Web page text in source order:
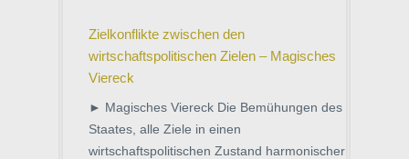
Zielkonflikte zwischen den
wirtschaftspolitischen Zielen – Magisches
Viereck
► Magisches Viereck Die Bemühungen des
Staates, alle Ziele in einen
wirtschaftspolitischen Zustand harmonischer